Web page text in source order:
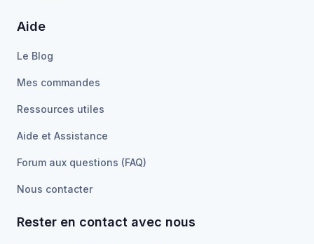
Aide
Le Blog
Mes commandes
Ressources utiles
Aide et Assistance
Forum aux questions (FAQ)
Nous contacter
Rester en contact avec nous